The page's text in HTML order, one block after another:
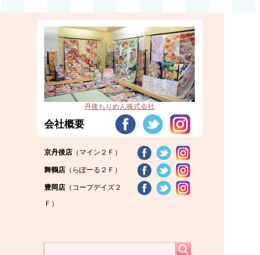
丹後ちりめん株式会社
会社概要
京丹後店 （マイン２Ｆ）
舞鶴店 （らぽーる２Ｆ）
豊岡店 （コープデイズ２
Ｆ）